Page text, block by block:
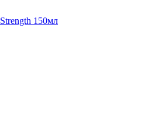
150мл